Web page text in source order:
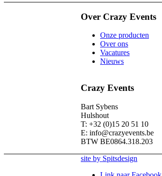
Over Crazy Events
Onze producten
Over ons
Vacatures
Nieuws
Crazy Events
Bart Sybens
Hulshout
T: +32 (0)15 20 51 10
E: info@crazyevents.be
BTW BE0864.318.203
site by Spitsdesign